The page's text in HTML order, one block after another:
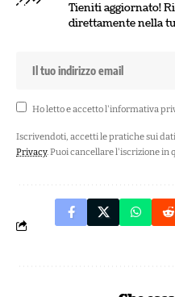
Tieniti aggiornato!
direttamente nella
Ho letto e accetto l'informativa
Iscrivendoti, accetti le pratiche sui
Privacy. Puoi cancellare l'iscrizione in